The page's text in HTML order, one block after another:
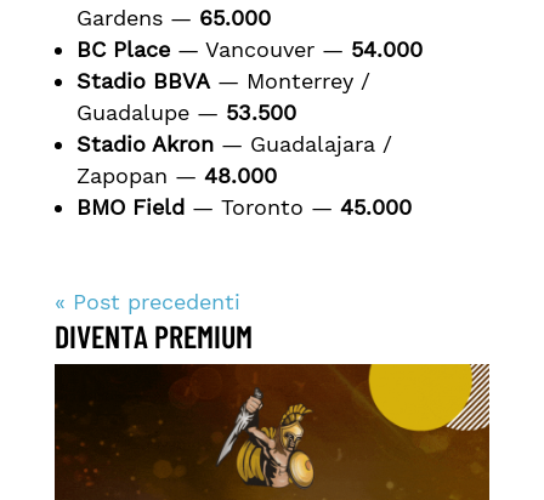
Gardens — 65.000
BC Place— Vancouver — 54.000
Stadio BBVA— Monterrey /
Guadalupe — 53.500
Stadio Akron— Guadalajara /
Zapopan — 48.000
BMO Field — Toronto — 45.000
« Post precedenti
DIVENTA PREMIUM